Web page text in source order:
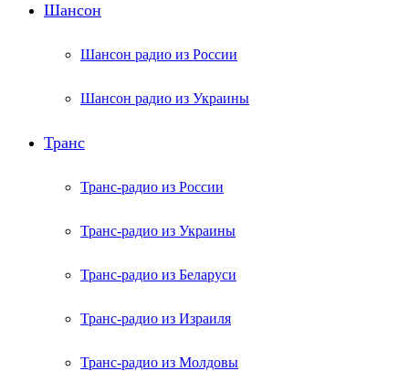
Шансон
Шансон радио из России
Шансон радио из Украины
Транс
Транс-радио из России
Транс-радио из Украины
Транс-радио из Беларуси
Транс-радио из Израиля
Транс-радио из Молдовы